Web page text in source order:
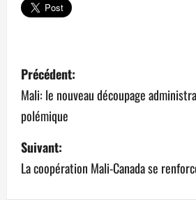
N
a
v
i
g
Précédent:
Mali: le nouveau découpage
polémique
Suivant:
La coopération Mali-Canada se